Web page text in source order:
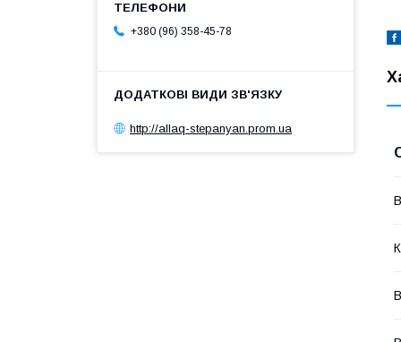
+380 (96) 358-45-78
http://allaq-stepanyan.prom.ua